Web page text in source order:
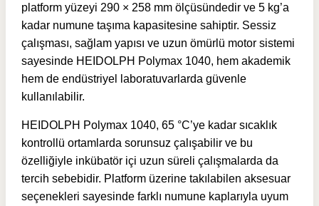
platform yüzeyi 290 × 258 mm ölçüsündedir ve 5 kg’a
kadar numune taşıma kapasitesine sahiptir. Sessiz
çalışması, sağlam yapısı ve uzun ömürlü motor sistemi
sayesinde HEIDOLPH Polymax 1040, hem akademik
hem de endüstriyel laboratuvarlarda güvenle
kullanılabilir.
HEIDOLPH Polymax 1040, 65 °C’ye kadar sıcaklık
kontrollü ortamlarda sorunsuz çalışabilir ve bu
özelliğiyle inkübatör içi uzun süreli çalışmalarda da
tercih sebebidir. Platform üzerine takılabilen aksesuar
seçenekleri sayesinde farklı numune kaplarıyla uyum